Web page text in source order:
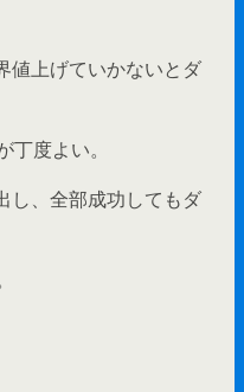
値上げていかないとダ
度よい。
し、全部成功してもダ